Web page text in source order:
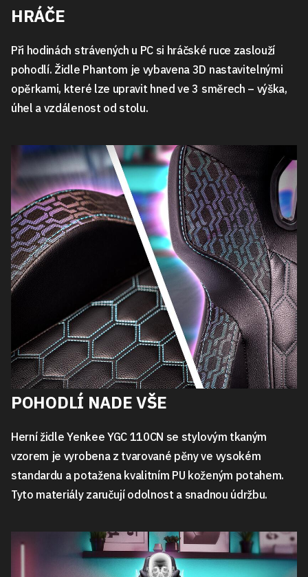
HRÁČE
Při hodinách strávených u PC si hráčské ruce zaslouží
pohodlí. Židle Phantom je vybavena 3D nastavitelnými
opěrkami, které lze upravit hned ve 3 směrech – výška,
úhel a vzdálenost od stolu.
POHODLÍ NADE VŠE
Herní židle Yenkee YGC 110CN se stylovým tkaným
vzorem je vyrobena z tvarované pěny ve vysokém
standardu a potažena kvalitním PU koženým potahem.
Tyto materiály zaručují odolnost a snadnou údržbu.